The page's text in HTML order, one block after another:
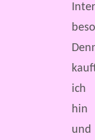
ich
hin
und